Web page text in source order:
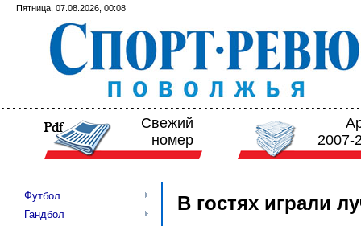
Пятница, 07.08.2026, 00:08
Свежий
номер
2007-
Футбол
Гандбол
В гостях играли